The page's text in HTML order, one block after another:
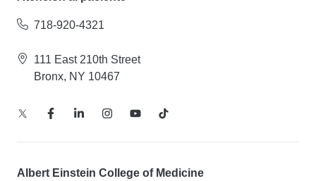
718-920-4321
111 East 210th Street
Bronx, NY 10467
Albert Einstein College of Medicine